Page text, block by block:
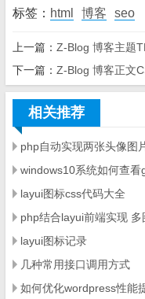
标签： html 博客 seo
上一篇： Z-Blog 博客主题
下一篇： Z-Blog 博客正文
相关推荐
php自动实现两张头像图
windows10系统如何查
layui图标css代码大全
php结合layui前端实现 多
layui图标记录
几种常用接口调用方式
如何优化wordpress性能